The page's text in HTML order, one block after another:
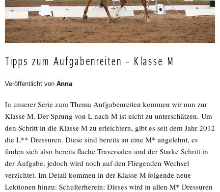
Tipps zum Aufgabenreiten – Klasse M
Veröffentlicht von Anna
In unserer Serie zum Thema Aufgabenreiten kommen wir nun zur
Klasse M. Der Sprung von L nach M ist nicht zu unterschätzen. Um
den Schritt in die Klasse M zu erleichtern, gibt es seit dem Jahr 2012
die L** Dressuren. Diese sind bereits an eine M* angelehnt, es
finden sich also bereits flache Traversalen und der Starke Schritt in
der Aufgabe, jedoch wird noch auf den Fliegenden Wechsel
verzichtet. Im Detail kommen in der Klasse M folgende neue
Lektionen hinzu: Schulterherein: Dieses wird in allen M* Dressuren